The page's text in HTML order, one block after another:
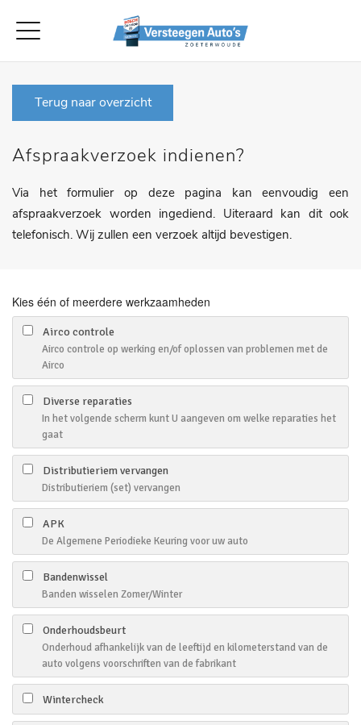
Terug naar overzicht
Afspraakverzoek indienen?
Via het formulier op deze pagina kan eenvoudig een
afspraakverzoek worden ingediend. Uiteraard kan dit ook
telefonisch. Wij zullen een verzoek altijd bevestigen.